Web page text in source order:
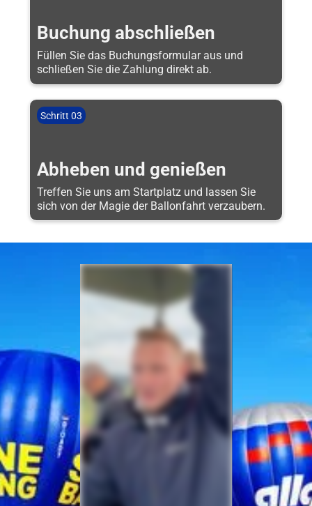
Buchung abschließen
Füllen Sie das Buchungsformular aus und
schließen Sie die Zahlung direkt ab.
Schritt 03
Abheben und genießen
Treffen Sie uns am Startplatz und lassen Sie
sich von der Magie der Ballonfahrt verzaubern.